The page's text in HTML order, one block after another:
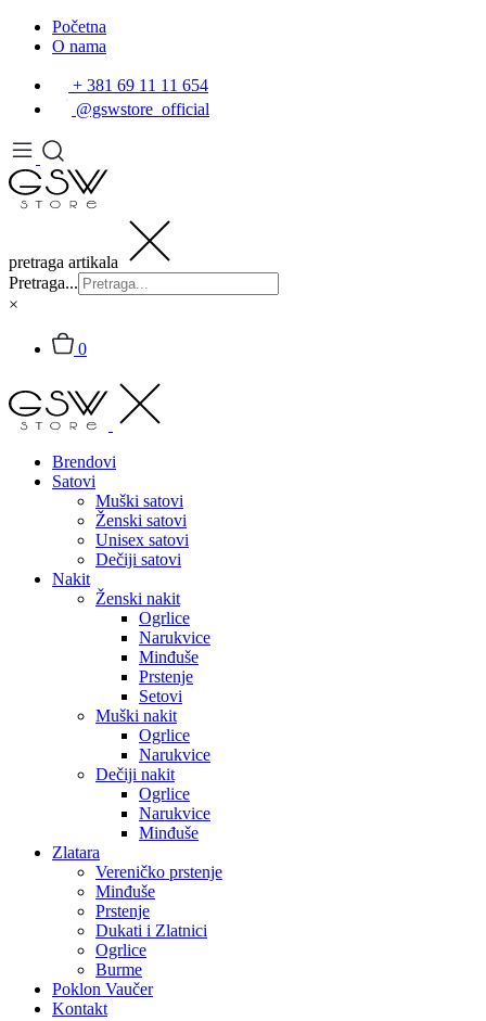
Početna
O nama
+ 381 69 11 11 654
@gswstore_official
pretraga artikala
Pretraga...
×
0
Brendovi
Satovi
Muški satovi
Ženski satovi
Unisex satovi
Dečiji satovi
Nakit
Ženski nakit
Ogrlice
Narukvice
Minđuše
Prstenje
Setovi
Muški nakit
Ogrlice
Narukvice
Dečiji nakit
Ogrlice
Narukvice
Minđuše
Zlatara
Vereničko prstenje
Minđuše
Prstenje
Dukati i Zlatnici
Ogrlice
Burme
Poklon Vaučer
Kontakt